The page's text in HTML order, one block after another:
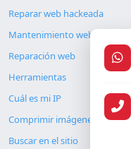
Reparar web hackeada
Mantenimiento web
Reparación web
Herramientas
Cuál es mi IP
Comprimir imágenes
Buscar en el sitio